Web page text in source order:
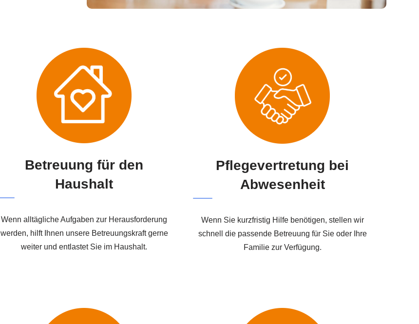
Betreuung für den
Haushalt
Wenn alltägliche Aufgaben zur Herausforderung
werden, hilft Ihnen unsere Betreuungskraft gerne
weiter und entlastet Sie im Haushalt.
Pflegevertretung bei
Abwesenheit
Wenn Sie kurzfristig Hilfe benötigen, stellen wir
schnell die passende Betreuung für Sie oder Ihre
Familie zur Verfügung.